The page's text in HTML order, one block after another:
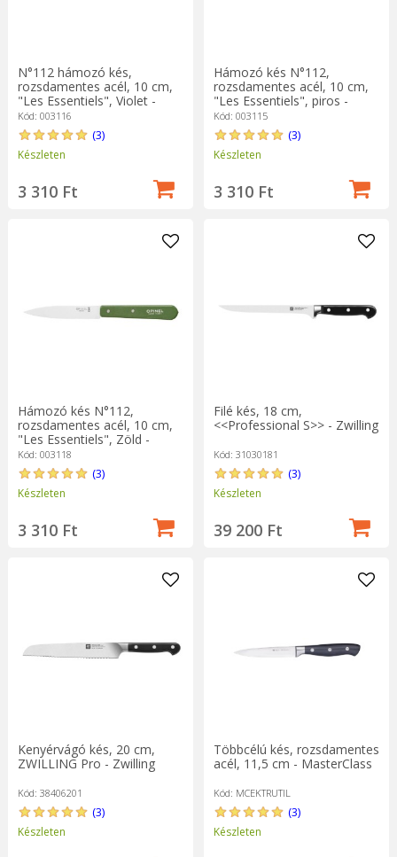
N°112 hámozó kés,
rozsdamentes acél, 10 cm,
"Les Essentiels", Violet -
Opinel
Kód: 003116
(3)
Készleten
3 310 Ft
Hámozó kés N°112,
rozsdamentes acél, 10 cm,
"Les Essentiels", piros -
Opinel
Kód: 003115
(3)
Készleten
3 310 Ft
Hámozó kés N°112,
rozsdamentes acél, 10 cm,
"Les Essentiels", Zöld -
Opinel
Kód: 003118
(3)
Készleten
3 310 Ft
Filé kés, 18 cm,
<<Professional S>> - Zwilling
Kód: 31030181
(3)
Készleten
39 200 Ft
Kenyérvágó kés, 20 cm,
ZWILLING Pro - Zwilling
Kód: 38406201
(3)
Készleten
Többcélú kés, rozsdamentes
acél, 11,5 cm - MasterClass
Kód: MCEKTRUTIL
(3)
Készleten